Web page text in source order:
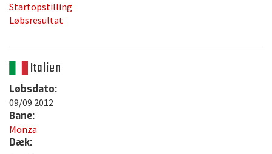
Startopstilling
Løbsresultat
Italien
Løbsdato:
09/09 2012
Bane:
Monza
Dæk: